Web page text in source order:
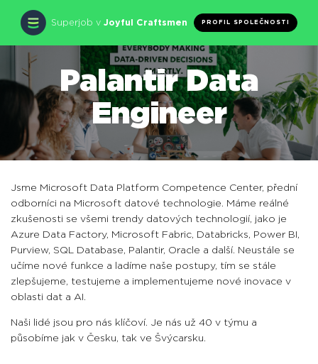
Superjob v Joyful Craftsmen PROFIL SPOLEČNOSTI
Palantir Data
Engineer
Jsme Microsoft Data Platform Competence Center, přední
odborníci na Microsoft datové technologie. Máme reálné
zkušenosti se všemi trendy datových technologií, jako je
Azure Data Factory, Microsoft Fabric, Databricks, Power BI,
Purview, SQL Database, Palantir, Oracle a další. Neustále se
učíme nové funkce a ladíme naše postupy, tím se stále
zlepšujeme, testujeme a implementujeme nové inovace v
oblasti dat a AI.
Naši lidé jsou pro nás klíčoví. Je nás už 40 v týmu a
působíme jak v Česku, tak ve Švýcarsku.